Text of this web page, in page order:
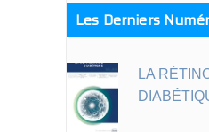
Les Derniers
LA